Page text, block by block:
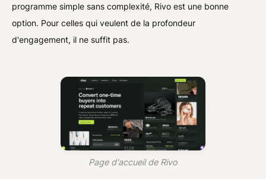
programme simple sans complexité, Rivo est une bonne
option. Pour celles qui veulent de la profondeur
d'engagement, il ne suffit pas.
Page d'accueil de Rivo